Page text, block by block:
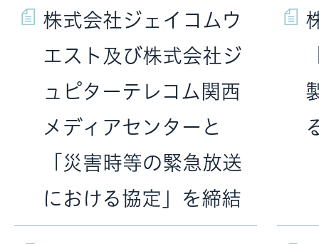
株式会社ジェイコムウ
エスト及び株式会社ジ
ュピターテレコム関西
メディアセンターと
「災害時等の緊急放送
における協定」を締結